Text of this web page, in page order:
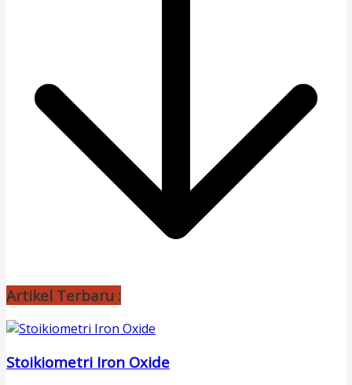
Artikel Terbaru :
Stoikiometri Iron Oxide